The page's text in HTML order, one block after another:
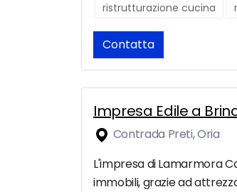
ristrutturazione cucina
Contatta
Impresa Edile a
Contrada Preti, Oria
L'impresa di Lamarmora
immobili, grazie ad